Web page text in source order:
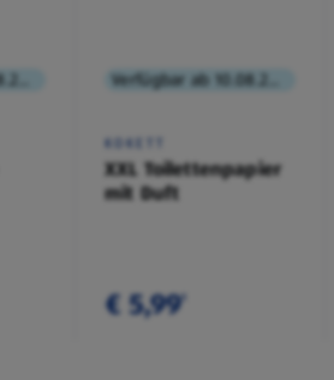
KOKETT
XXL Toilettenpapier
mit Duft
€ 5,99¹